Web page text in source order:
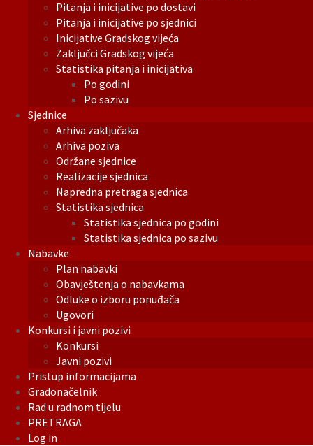
Pitanja i inicijative po dostavi
Pitanja i inicijative po sjednici
Inicijative Gradskog vijeća
Zaključci Gradskog vijeća
Statistika pitanja i inicijativa
Po godini
Po sazivu
Sjednice
Arhiva zaključaka
Arhiva poziva
Održane sjednice
Realizacije sjednica
Napredna pretraga sjednica
Statistika sjednica
Statistika sjednica po godini
Statistika sjednica po sazivu
Nabavke
Plan nabavki
Obavještenja o nabavkama
Odluke o izboru ponuđača
Ugovori
Konkursi i javni pozivi
Konkursi
Javni pozivi
Pristup informacijama
Gradonačelnik
Rad u radnom tijelu
PRETRAGA
Log in